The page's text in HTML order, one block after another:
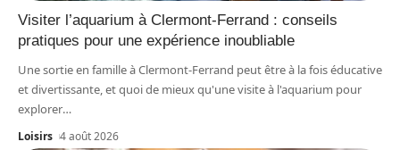
Visiter l’aquarium à Clermont-Ferrand : conseils
pratiques pour une expérience inoubliable
Une sortie en famille à Clermont-Ferrand peut être à la fois éducative
et divertissante, et quoi de mieux qu'une visite à l'aquarium pour
explorer…
Loisirs 4 août 2026